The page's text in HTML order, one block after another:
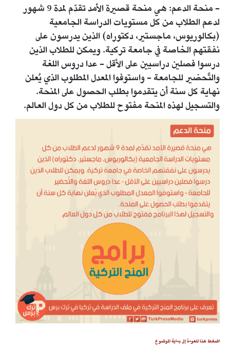
- منحة الدعم: هي منحة قصيرة الأمد تقدّم لمدة 9 شهور
لدعم الطلاب من كل مستويات الدراسة الجامعية
(بكالوريوس، ماجستير، دكتوراه) الذين يدرسون على
نفقتهم الخاصة في جامعة تركية. ويمكن للطلاب الذين
درسوا فصلين دراسيين على الأقل - عدا دروس اللغة
والتّحضير للجامعة - واستوفوا المعدل المطلوب الذي يُعلن
نهاية كل سنة أن يتقدموا بطلب الحصول على المنحة.
والتسجيل لهذه المنحة مفتوح للطلاب من كل دول العالم.
اضغط هنا للعودة إلى بداية الموضوع